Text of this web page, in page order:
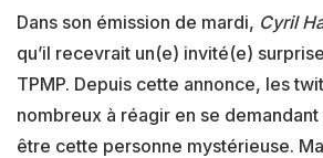
Dans son émission de mardi, Cyril
qu’il recevrait un(e) invité(e)
TPMP. Depuis cette annonce, les
nombreux à réagir en se
être cette personne mystérieuse.